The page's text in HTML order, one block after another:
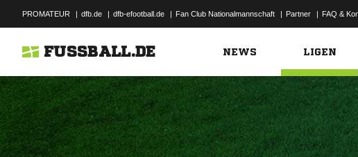
PROMATEUR | dfb.de | dfb-efootball.de | Fan Club Nationalmannschaft | Partner | FAQ &
FUSSBALL.DE NEWS LIGEN